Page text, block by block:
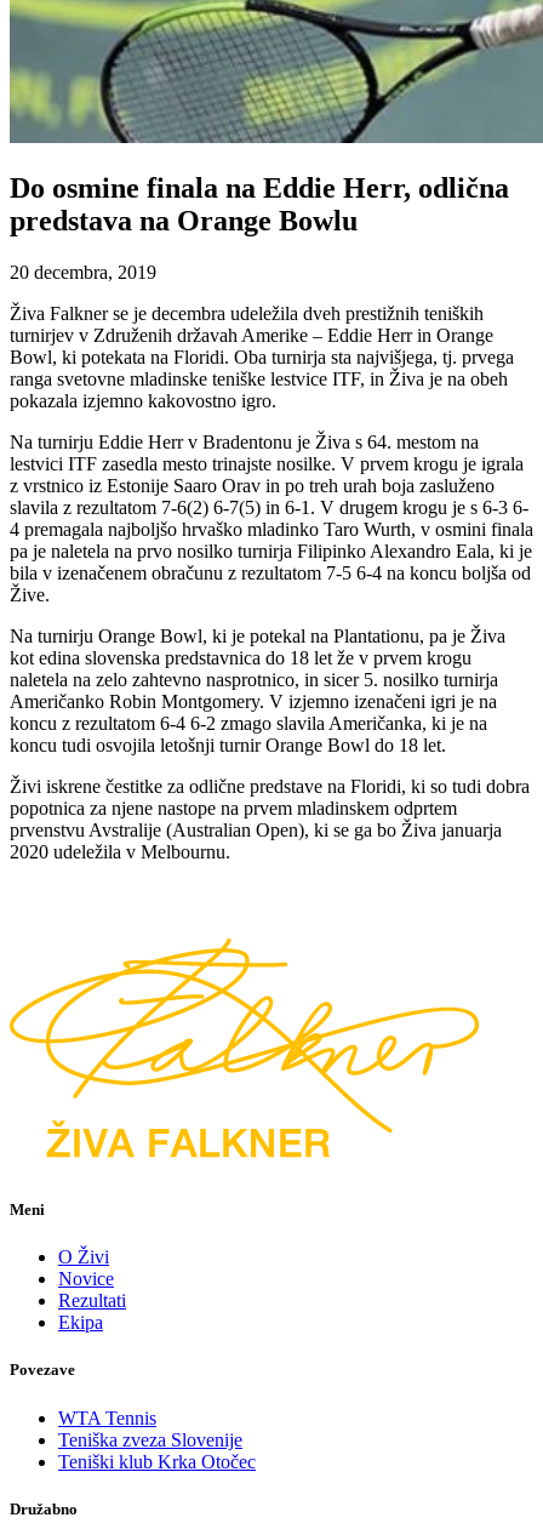
Do osmine finala na Eddie Herr, odlična
predstava na Orange Bowlu
20 decembra, 2019
Živa Falkner se je decembra udeležila dveh prestižnih teniških
turnirjev v Združenih državah Amerike – Eddie Herr in Orange
Bowl, ki potekata na Floridi. Oba turnirja sta najvišjega, tj. prvega
ranga svetovne mladinske teniške lestvice ITF, in Živa je na obeh
pokazala izjemno kakovostno igro.
Na turnirju Eddie Herr v Bradentonu je Živa s 64. mestom na
lestvici ITF zasedla mesto trinajste nosilke. V prvem krogu je igrala
z vrstnico iz Estonije Saaro Orav in po treh urah boja zasluženo
slavila z rezultatom 7-6(2) 6-7(5) in 6-1. V drugem krogu je s 6-3 6-
4 premagala najboljšo hrvaško mladinko Taro Wurth, v osmini finala
pa je naletela na prvo nosilko turnirja Filipinko Alexandro Eala, ki je
bila v izenačenem obračunu z rezultatom 7-5 6-4 na koncu boljša od
Žive.
Na turnirju Orange Bowl, ki je potekal na Plantationu, pa je Živa
kot edina slovenska predstavnica do 18 let že v prvem krogu
naletela na zelo zahtevno nasprotnico, in sicer 5. nosilko turnirja
Američanko Robin Montgomery. V izjemno izenačeni igri je na
koncu z rezultatom 6-4 6-2 zmago slavila Američanka, ki je na
koncu tudi osvojila letošnji turnir Orange Bowl do 18 let.
Živi iskrene čestitke za odlične predstave na Floridi, ki so tudi dobra
popotnica za njene nastope na prvem mladinskem odprtem
prvenstvu Avstralije (Australian Open), ki se ga bo Živa januarja
2020 udeležila v Melbournu.
Meni
O Živi
Novice
Rezultati
Ekipa
Povezave
WTA Tennis
Teniška zveza Slovenije
Teniški klub Krka Otočec
Družabno